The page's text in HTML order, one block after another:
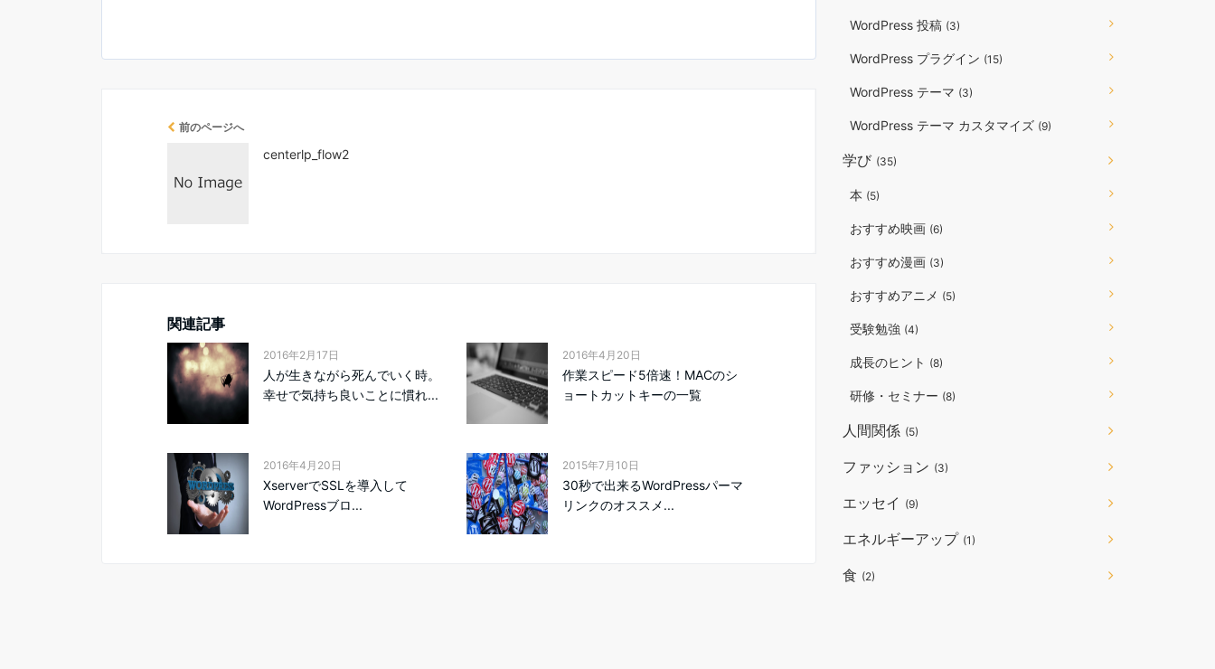
前のページへ
centerlp_flow2
関連記事
2016年2月17日
人が生きながら死んでいく時。
幸せで気持ち良いことに慣れ...
2016年4月20日
作業スピード5倍速！MACのシ
ョートカットキーの一覧
2016年4月20日
XserverでSSLを導入して
WordPressブロ...
2015年7月10日
30秒で出来るWordPressパーマ
リンクのオススメ...
WordPress 投稿 (3)
WordPress プラグイン (15)
WordPress テーマ (3)
WordPress テーマ カスタマイズ (9)
学び (35)
本 (5)
おすすめ映画 (6)
おすすめ漫画 (3)
おすすめアニメ (5)
受験勉強 (4)
成長のヒント (8)
研修・セミナー (8)
人間関係 (5)
ファッション (3)
エッセイ (9)
エネルギーアップ (1)
食 (2)